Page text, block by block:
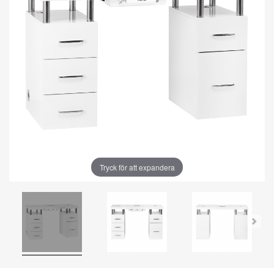
Tryck för att expandera